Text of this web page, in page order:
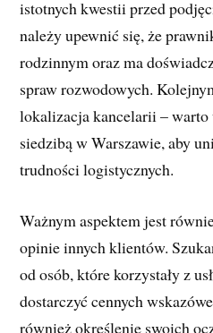
istotnych kwestii przed
należy upewnić się, że
rodzinnym oraz ma
spraw rozwodowych.
lokalizacja kancelarii –
siedzibą w Warszawie, aby
trudności logistycznych.
Ważnym aspektem jest
opinie innych klientów.
od osób, które korzystały z
dostarczyć cennych
również określenie swoich